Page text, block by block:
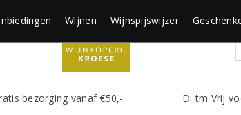
bezorging vanaf €50,- Di tm Vrij
Wijnen Wijnspijswijzer